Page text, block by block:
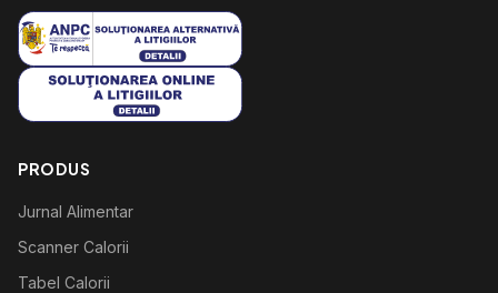
PRODUS
Jurnal Alimentar
Scanner Calorii
Tabel Calorii